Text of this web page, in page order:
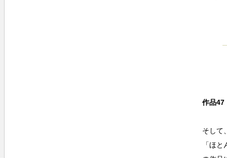
作品47
そして
「ほ